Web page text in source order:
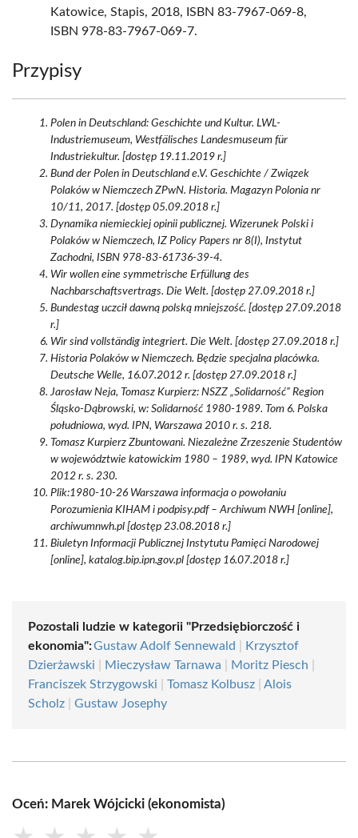
Katowice, Stapis, 2018, ISBN 83-7967-069-8,
ISBN 978-83-7967-069-7.
Przypisy
Polen in Deutschland: Geschichte und Kultur. LWL-
Industriemuseum, Westfälisches Landesmuseum für
Industriekultur. [dostęp 19.11.2019 r.]
Bund der Polen in Deutschland e.V. Geschichte / Związek
Polaków w Niemczech ZPwN. Historia. Magazyn Polonia nr
10/11, 2017. [dostęp 05.09.2018 r.]
Dynamika niemieckiej opinii publicznej. Wizerunek Polski i
Polaków w Niemczech, IZ Policy Papers nr 8(I), Instytut
Zachodni, ISBN 978-83-61736-39-4.
Wir wollen eine symmetrische Erfüllung des
Nachbarschaftsvertrags. Die Welt. [dostęp 27.09.2018 r.]
Bundestag uczcił dawną polską mniejszość. [dostęp 27.09.2018
r.]
Wir sind vollständig integriert. Die Welt. [dostęp 27.09.2018 r.]
Historia Polaków w Niemczech. Będzie specjalna placówka.
Deutsche Welle, 16.07.2012 r. [dostęp 27.09.2018 r.]
Jarosław Neja, Tomasz Kurpierz: NSZZ „Solidarność” Region
Śląsko-Dąbrowski, w: Solidarność 1980-1989. Tom 6. Polska
południowa, wyd. IPN, Warszawa 2010 r. s. 218.
Tomasz Kurpierz Zbuntowani. Niezależne Zrzeszenie Studentów
w województwie katowickim 1980 – 1989, wyd. IPN Katowice
2012 r. s. 230.
Plik:1980-10-26 Warszawa informacja o powołaniu
Porozumienia KIHAM i podpisy.pdf – Archiwum NWH [online],
archiwumnwh.pl [dostęp 23.08.2018 r.]
Biuletyn Informacji Publicznej Instytutu Pamięci Narodowej
[online], katalog.bip.ipn.gov.pl [dostęp 16.07.2018 r.]
Pozostali ludzie w kategorii "Przedsiębiorczość i
ekonomia":Gustaw Adolf Sennewald
Krzysztof
Dzierżawski
Mieczysław Tarnawa Moritz Piesch
Franciszek Strzygowski
Tomasz Kolbusz
Alois
Scholz
Gustaw Josephy
Oceń: Marek Wójcicki (ekonomista)